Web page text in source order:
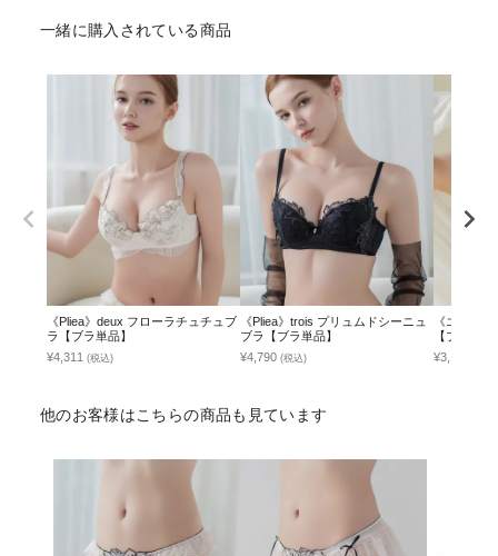
一緒に購入されている商品
《Pliea》deux フローラチュチュブ
ラ【ブラ単品】
¥4,311 (税込)
《Pliea》trois プリュムドシーニュ
ブラ【ブラ単品】
¥4,790 (税込)
《エアラ
【ブラ単品
¥3,141
他のお客様はこちらの商品も見ています